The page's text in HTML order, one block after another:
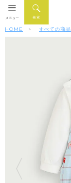
検索
メニュー
HOME すべての商品